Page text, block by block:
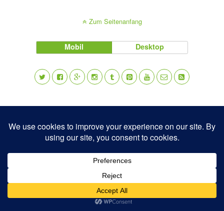
Zum Seitenanfang
Mobil Desktop